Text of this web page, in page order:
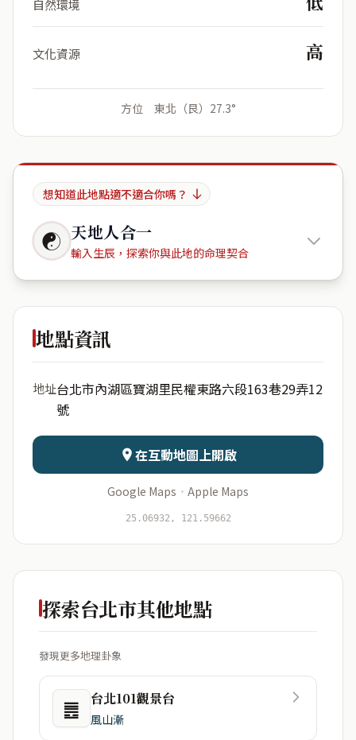
自然環境
文化資源 高
方位 東北（艮）27.3°
想知道此地點適不適合你嗎？
☯ 天地人合一
輸入生辰，探索你與此地的命理契合
台灣臺北
地點資訊
地址台北市內湖區寶湖里民權東路六段163巷29弄12
號
在互動地圖上開啟
Google Maps · Apple Maps
25.06932, 121.59662
探索台北市其他地點
發現更多地理卦象
䷌ 台北101觀景台
風山漸